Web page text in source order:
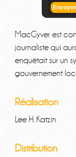
MacGyver est
journaliste qui
enquêtait sur un
gouvernement
Réalisation
Lee H. Katzin
Distribution